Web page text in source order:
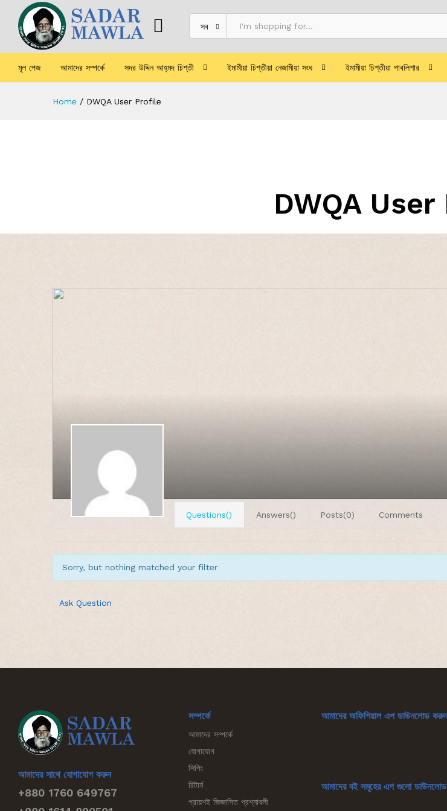
সব
মূল পেজ আমাদের সম্পর্কে সদর উদ্দিন আহ্‌মদ চিশ্‌তী ইমামীয়া চিশ্‌তীয়া নেজামীয়া সংঘ ইমামীয়া চিশ্‌তীয়া পাবলিশার
Home / DWQA User Profile
DWQA
Questions() Answers() Posts(0) Comments
Sorry, but nothing matched your filter
Ask Question
আমাদের সাথে যোগাযোগ করুন
+880 1760 649767
সম্পর্কে
আমাদের সম্পর্কে
যোগাযোগ
শিপিং
রিটার্ন
প্রায়শই জিজ্ঞাসিত প্রশ্নাবলী
আমাদের অফিশিয়াল এপ ডাউনলোড করুন
আমাদের বই সমূহের এপ গুলো